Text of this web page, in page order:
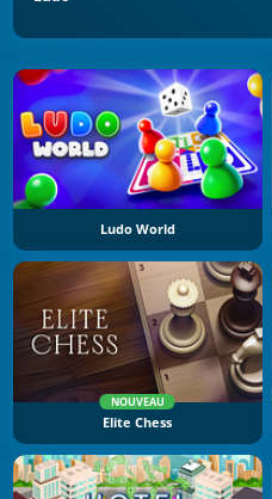
Ludo World
NOUVEAU
Elite Chess